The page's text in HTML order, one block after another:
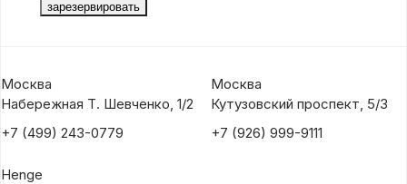
Москва
Набережная Т. Шевченко, 1/2
+7 (499) 243-0779
Москва
Кутузовский проспект, 5/3
+7 (926) 999-9111
Henge